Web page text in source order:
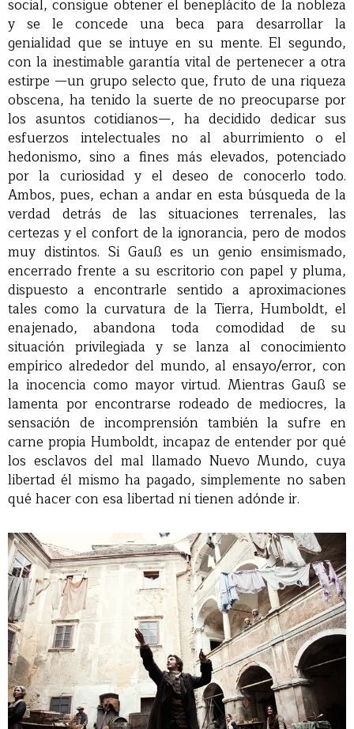
social, consigue obtener el beneplácito de la nobleza
y se le concede una beca para desarrollar la
genialidad que se intuye en su mente. El segundo,
con la inestimable garantía vital de pertenecer a otra
estirpe —un grupo selecto que, fruto de una riqueza
obscena, ha tenido la suerte de no preocuparse por
los asuntos cotidianos—, ha decidido dedicar sus
esfuerzos intelectuales no al aburrimiento o el
hedonismo, sino a fines más elevados, potenciado
por la curiosidad y el deseo de conocerlo todo.
Ambos, pues, echan a andar en esta búsqueda de la
verdad detrás de las situaciones terrenales, las
certezas y el confort de la ignorancia, pero de modos
muy distintos. Si Gauß es un genio ensimismado,
encerrado frente a su escritorio con papel y pluma,
dispuesto a encontrarle sentido a aproximaciones
tales como la curvatura de la Tierra, Humboldt, el
enajenado, abandona toda comodidad de su
situación privilegiada y se lanza al conocimiento
empírico alrededor del mundo, al ensayo/error, con
la inocencia como mayor virtud. Mientras Gauß se
lamenta por encontrarse rodeado de mediocres, la
sensación de incomprensión también la sufre en
carne propia Humboldt, incapaz de entender por qué
los esclavos del mal llamado Nuevo Mundo, cuya
libertad él mismo ha pagado, simplemente no saben
qué hacer con esa libertad ni tienen adónde ir.